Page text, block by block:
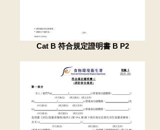
Cat B 符合規定證明書 B P2